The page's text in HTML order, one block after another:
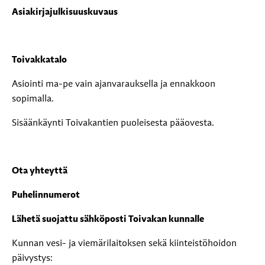
Asiakirjajulkisuuskuvaus
Toivakkatalo
Asiointi ma-pe vain ajanvarauksella ja ennakkoon
sopimalla.
Sisäänkäynti Toivakantien puoleisesta pääovesta.
Ota yhteyttä
Puhelinnumerot
Lähetä suojattu sähköposti Toivakan kunnalle
Kunnan vesi- ja viemärilaitoksen sekä kiinteistöhoidon
päivystys: